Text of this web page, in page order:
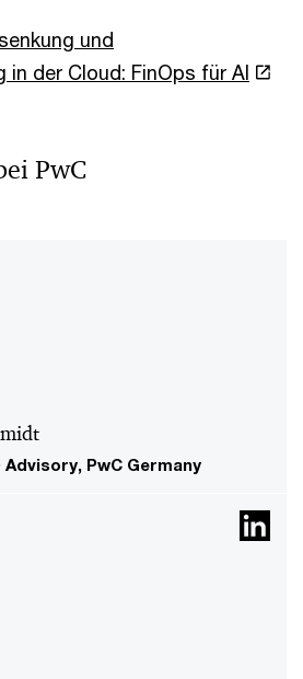
und
der Cloud: FinOps für AI
PwC
PwC Germany